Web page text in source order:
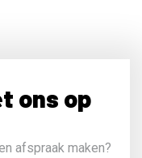
ons op
afspraak maken?